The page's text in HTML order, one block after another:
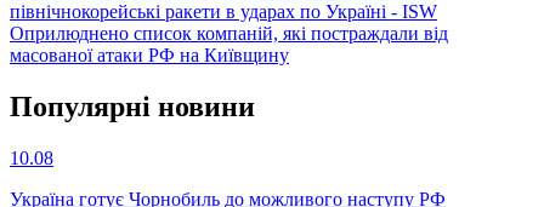
північнокорейські ракети в ударах по Україні - ISW
Оприлюднено список компаній, які постраждали від
масованої атаки РФ на Київщину
Популярнi новини
10.08
Україна готує Чорнобиль до можливого наступу РФ